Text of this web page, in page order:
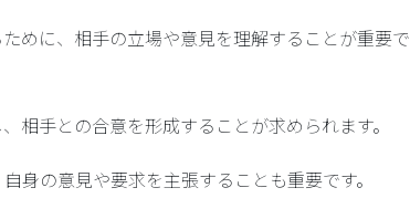
めに、相手の立場や意見を理解することが重要で
相手との合意を形成することが求められます。
身の意見や要求を主張することも重要です。